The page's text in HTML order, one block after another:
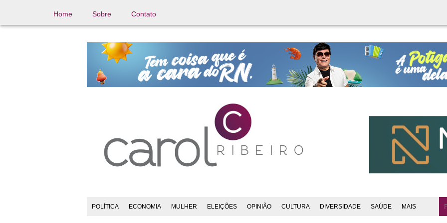
Home Sobre Contato
POLÍTICA ECONOMIA MULHER ELEIÇÕES OPINIÃO CULTURA DIVERSIDADE SAÚDE MAIS